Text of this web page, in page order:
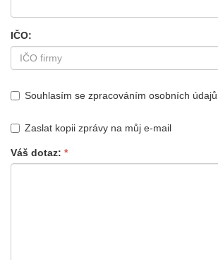
IČO
Souhlasím se zpracováním osobních údajů
Zaslat kopii zprávy na můj e-mail
Váš dotaz